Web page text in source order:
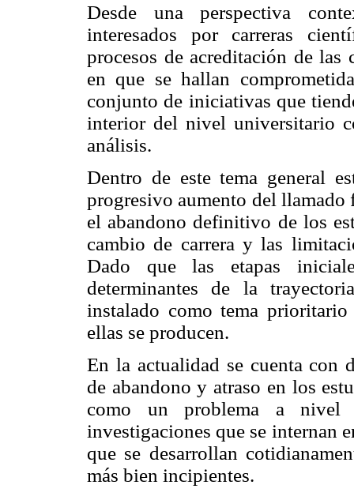
Desde una perspectiva
interesados por carreras
procesos de acreditación de
en que se hallan
conjunto de iniciativas que
interior del nivel universitario
análisis.
Dentro de este tema general
progresivo aumento del llamado
el abandono definitivo de los
cambio de carrera y las
Dado que las etapas
determinantes de la
instalado como tema
ellas se producen.
En la actualidad se cuenta con
de abandono y atraso en los
como un problema a nivel
investigaciones que se internan
que se desarrollan
más bien incipientes.